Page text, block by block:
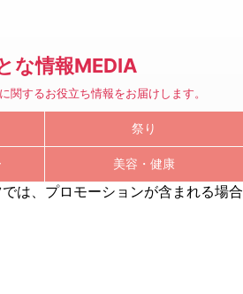
な情報MEDIA
関するお役立ち情報をお届けします。
祭り
美容・健康
は、プロモーションが含まれる場合